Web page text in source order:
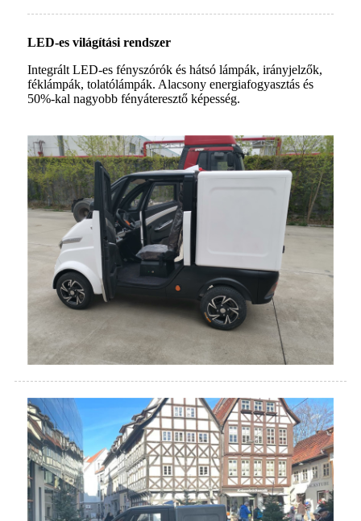
LED-es világítási rendszer
Integrált LED-es fényszórók és hátsó lámpák, irányjelzők,
féklámpák, tolatólámpák. Alacsony energiafogyasztás és
50%-kal nagyobb fényáteresztő képesség.